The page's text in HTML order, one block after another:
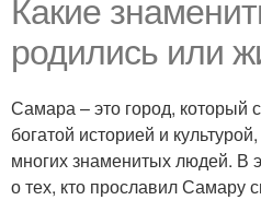
Какие
родились или
Самара – это город, который
богатой историей и
многих знаменитых людей. В
о тех, кто прославил Самару